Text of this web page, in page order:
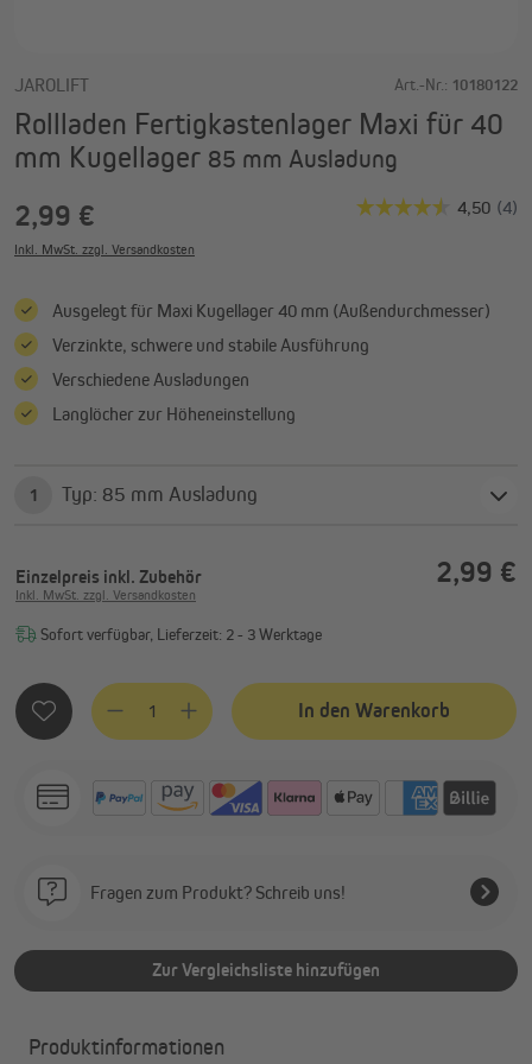
JAROLIFT Art.-Nr.: 10180122
Rollladen Fertigkastenlager Maxi für 40
mm Kugellager 85 mm Ausladung
2,99 €
Inkl. MwSt. zzgl. Versandkosten
Ausgelegt für Maxi Kugellager 40 mm (Außendurchmesser)
Verzinkte, schwere und stabile Ausführung
Verschiedene Ausladungen
Langlöcher zur Höheneinstellung
1 Typ: 85 mm Ausladung
Einzelpreis inkl. Zubehör 2,99 €
Inkl. MwSt. zzgl. Versandkosten
Sofort verfügbar, Lieferzeit: 2 - 3 Werktage
Produkt Anzahl: Gib den gewünschten Wert ein oder
In den Warenkorb
Fragen zum Produkt? Schreib uns!
Zur Vergleichsliste hinzufügen
Produktinformationen